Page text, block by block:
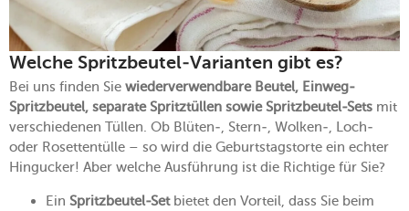
Welche Spritzbeutel-Varianten gibt es?
Bei uns finden Sie wiederverwendbare Beutel, Einweg-
Spritzbeutel, separate Spritztüllen sowie Spritzbeutel-Sets mit
verschiedenen Tüllen. Ob Blüten-, Stern-, Wolken-, Loch-
oder Rosettentülle – so wird die Geburtstagstorte ein echter
Hingucker! Aber welche Ausführung ist die Richtige für Sie?
Ein Spritzbeutel-Setbietet den Vorteil, dass Sie beim